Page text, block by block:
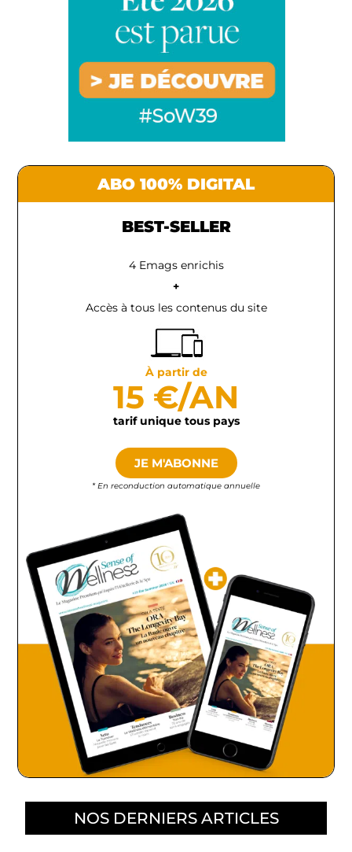
ABO 100% DIGITAL
BEST-SELLER
4 Emags enrichis
+
Accès à tous les contenus du site
À partir de
15 €/AN
tarif unique tous pays
JE M'ABONNE
* En reconduction automatique annuelle
NOS DERNIERS ARTICLES